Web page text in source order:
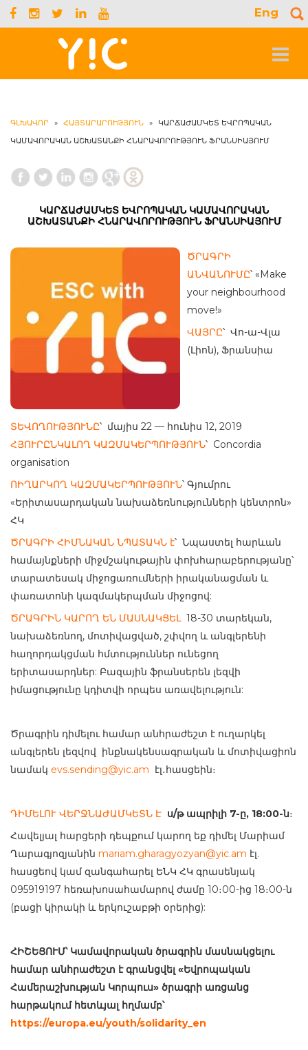
Eng
Toggle
ԳԼԽԱՎՈՐ » ՀԱՅՏԱՐԱՐՈՒԹՅՈՒՆ »
ԿԱՐՃԱԺԱՄԿԵՏ ԵՎՐՈՊԱԿԱՆ
ԿԱՄԱՎՈՐԱԿԱՆ ԱՇԽԱՏԱՆՔԻ ՀՆԱՐԱՎՈՐՈՒԹՅՈՒՆ ՖՐԱՆՍԻԱՅՈՒՄ
ԿԱՐՃԱԺԱՄԿԵՏ ԵՎՐՈՊԱԿԱՆ ԿԱՄԱՎՈՐԱԿԱՆ
ԱՇԽԱՏԱՆՔԻ ՀՆԱՐԱՎՈՐՈՒԹՅՈՒՆ ՖՐԱՆՍԻԱՅՈՒՄ
ԾՐԱԳՐԻ
ԱՆՎԱՆՈՒՄԸ՝ «Make
your neighbourhood
move!»
ՎԱՅՐԸ՝ Վո-ա-Վլա
(Լիոն), Ֆրանսիա
ՏԵՎՈՂՈՒԹՅՈՒՆԸ՝ մայիս 22 — հունիս 12, 2019
ՀՅՈՒՐԸՆԿԱԼՈՂ ԿԱԶՄԱԿԵՐՊՈՒԹՅՈՒՆ՝ Concordia
organisation
ՈԻՂԱՐԿՈՂ ԿԱԶՄԱԿԵՐՊՈՒԹՅՈՒՆ՝ Գյումրու
«Երիտասարդական նախաձեռնությունների կենտրոն»
ՀԿ
ԾՐԱԳՐԻ ՀԻՄՆԱԿԱՆ ՆՊԱՏԱԿՆ է՝ Նպաստել հարևան
համայնքների միջմշակութային փոխհարաբերությանը՝
տարատեսակ միջոցառումների իրականացման և
փառատոնի կազմակերպման միջոցով:
ԾՐԱԳՐԻՆ ԿԱՐՈՂ ԵՆ ՄԱՍՆԱԿՑԵԼ18-30 տարեկան,
նախաձեռնող, մոտիվացված, շփվող և անգլերենի
հաղորդակցման հմտություններ ունեցող
երիտասարդներ: Բազային ֆրանսերեն լեզվի
իմացությունը կդիտվի որպես առավելություն:
Ծրագրին դիմելու համար անհրաժեշտ է ուղարկել
անգլերեն լեզվով ինքնակենսագրական և մոտիվացիոն
նամակ evs.sending@yic.am էլ․հասցեին։
ԴԻՄԵԼՈՒ ՎԵՐՋՆԱԺԱՄԿԵՏՆ Է ս/թ ապրիլի 7-ը, 18:00-ն։
Հավելյալ հարցերի դեպքում կարող եք դիմել Մարիամ
Ղարագյոզյանին mariam.gharagyozyan@yic.am էլ.
հասցեով կամ զանգահարել ԵՆԿ ՀԿ գրասենյակ
095919197 հեռախոսահամարով ժամը 10։00-ից 18։00-ն
(բացի կիրակի և երկուշաբթի օրերից):
ՀԻՇԵՑՈՒՄ՝ Կամավորական ծրագրին մասնակցելու
համար անհրաժեշտ է գրանցվել «Եվրոպական
Համերաշխության Կորպուս» ծրագրի առցանց
հարթակում հետևյալ հղմամբ՝
https://europa.eu/youth/solidarity_en